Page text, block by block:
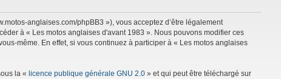
anglaises.com/phpBB3 »), vous acceptez d’être légalement
à « Les motos anglaises d'avant 1983 ». Nous pouvons modifier ces
même. En effet, si vous continuez à participer à « Les motos anglaises
la « licence publique générale GNU 2.0 » et qui peut être téléchargé sur